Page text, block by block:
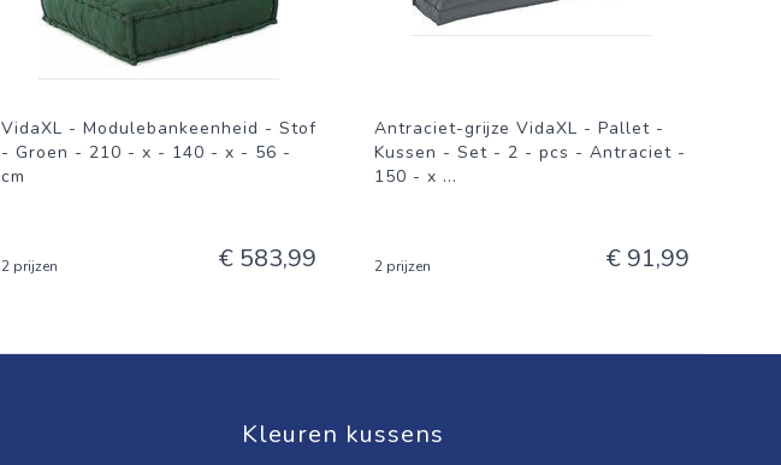
VidaXL - Modulebankeenheid - Stof
- Groen - 210 - x - 140 - x - 56 -
cm
2 prijzen € 583,99
Antraciet-grijze VidaXL - Pallet -
Kussen - Set - 2 - pcs - Antraciet -
150 - x ...
2 prijzen € 91,99
Kleuren kussens